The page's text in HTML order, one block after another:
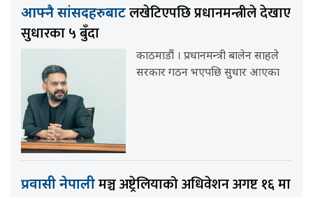
आफ्नै सांसदहरुबाटलखेटिएपछि प्रधानमन्त्रीले देखाए
सुधारका ५ बुँदा
काठमाडौं । प्रधानमन्त्री बालेन साहले
सरकार गठन भएपछि सुधार आएका
प्रवासी नेपालीमञ्च अष्ट्रेलियाको अधिवेशन अगष्ट १६ मा